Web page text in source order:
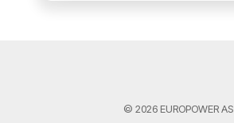
© 2026 EUROPOWER AS